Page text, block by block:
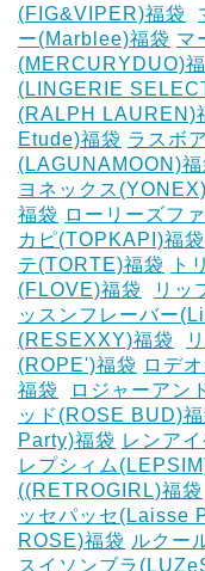
(FIG&VIPER)福袋
ー(Marblee)福袋 マ
(MERCURYDUO)
(LINGERIE
(RALPH LAUREN)
Etude)福袋 ラスボ
(LAGUNAMOON)福
ヨネックス
福袋 ローリーズフ
カピ(TOPKAPI)福袋
テ(TORTE)福袋
ト
(FLOVE)福袋
リッ
ッスンフレーバー
(RESEXXY)福袋
(ROPE')福袋 ロデ
福袋
ロジャーアン
ッド(ROSE BUD)福
Party)福袋 レンア
レプシィム
((RETROGIRL)福袋
ッセパッセ(Laisse
ROSE)福袋 ルクー
スイソンブラ